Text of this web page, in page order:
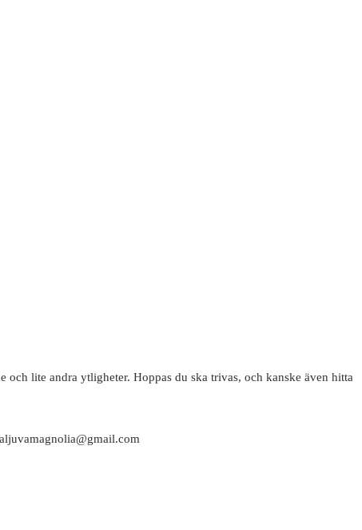
lite andra ytligheter. Hoppas du ska trivas, och kanske även hitta